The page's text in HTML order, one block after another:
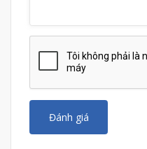
Đánh giá